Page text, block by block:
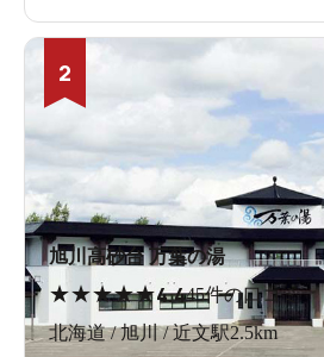
2
旭川高砂台 万葉の湯
★★★★★4.445件の口コミ
北海道 / 旭川 / 近文駅2.5km